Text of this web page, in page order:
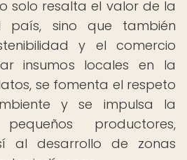
solo resalta el valor de la
país, sino que también
y el comercio
insumos locales en la
se fomenta el respeto
y se impulsa la
productores,
al desarrollo de zonas